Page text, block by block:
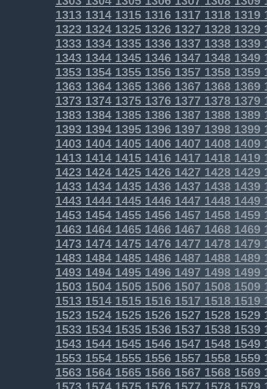
1313131413151316131713181319
1323132413251326132713281329
1333133413351336133713381339
1343134413451346134713481349
1353135413551356135713581359
1363136413651366136713681369
1373137413751376137713781379
1383138413851386138713881389
1393139413951396139713981399
14031404140514061407 14081409
14131414141514161417 14181419
1423142414251426142714281429
14331434143514361437 14381439
14431444144514461447 14481449
14531454145514561457 14581459
14631464146514661467 14681469
14731474147514761477 14781479
14831484148514861487 14881489
14931494149514961497 14981499
15031504150515061507 15081509
15131514151515161517 15181519
1523152415251526152715281529
1533153415351536153715381539
1543154415451546154715481549
1553155415551556155715581559
1563156415651566156715681569